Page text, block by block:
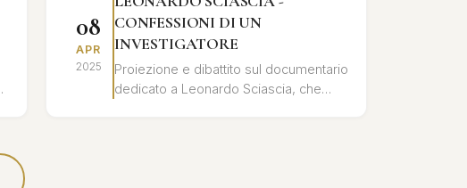
08
APR
2025
CONFESSIONI DI UN
INVESTIGATORE
Proiezione e dibattito sul documentario
dedicato a Leonardo Sciascia, che